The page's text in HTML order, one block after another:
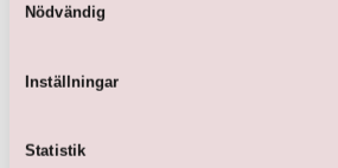
Nödvändig
Inställningar
Statistik